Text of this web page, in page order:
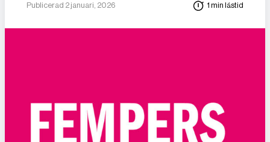
Publicerad 2 januari, 2026 1 min lästid